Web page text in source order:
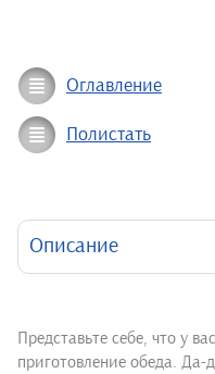
Оглавление
Полистать
Описание
Представьте себе, что у
приготовление обеда. Да-